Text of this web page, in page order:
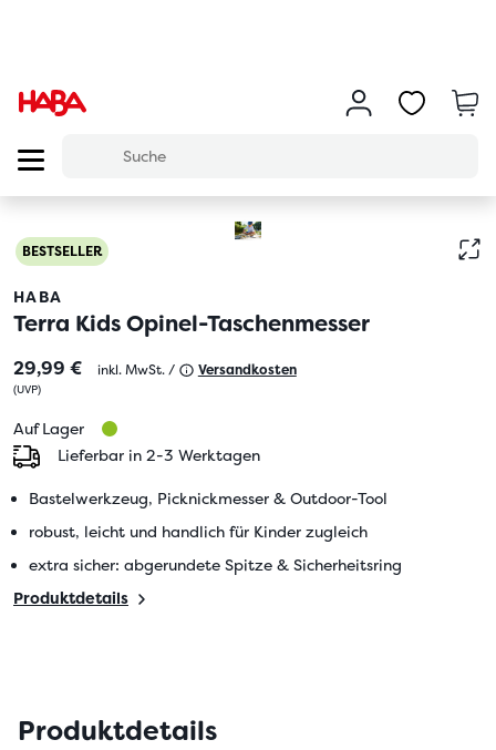
BESTSELLER
HABA
Terra Kids Opinel-Taschenmesser
29,99 € inkl. MwSt. / Versandkosten
(UVP)
Auf Lager
Lieferbar in 2-3 Werktagen
Bastelwerkzeug, Picknickmesser & Outdoor-Tool
robust, leicht und handlich für Kinder zugleich
extra sicher: abgerundete Spitze & Sicherheitsring
Produktdetails
Produktdetails